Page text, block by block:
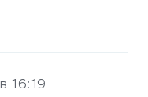
16:19